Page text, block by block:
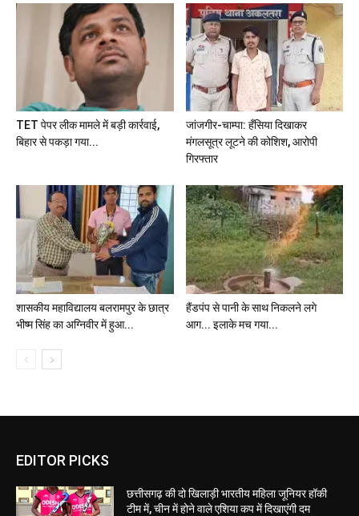
TET पेपर लीक मामले में बड़ी कार्रवाई,
बिहार से पकड़ा गया...
जांजगीर-चाम्पा: हँसिया दिखाकर
मंगलसूत्र लूटने की कोशिश, आरोपी
गिरफ्तार
शासकीय महाविद्यालय बलरामपुर के छात्र
भीष्म सिंह का अग्निवीर में हुआ...
हैंडपंप से पानी के साथ निकलने लगे
आग... इलाके मच गया...
EDITOR PICKS
छत्तीसगढ़ की दो खिलाड़ी भारतीय महिला जूनियर हॉकी
टीम में, चीन में होने वाले एशिया कप में दिखाएंगी दम